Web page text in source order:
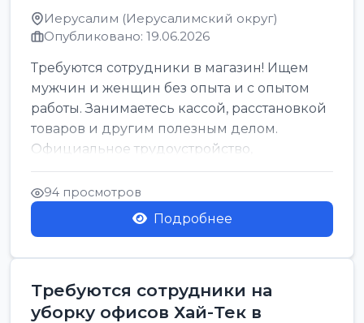
Иерусалим (Иерусалимский округ)
Опубликовано: 19.06.2026
Требуются сотрудники в магазин! Ищем
мужчин и женщин без опыта и с опытом
работы. Занимаетесь кассой, расстановкой
товаров и другим полезным делом.
Официальное трудоустройство,
стабильная зарплата от ...
94 просмотров
Подробнее
Требуются сотрудники на
уборку офисов Хай-Тек в